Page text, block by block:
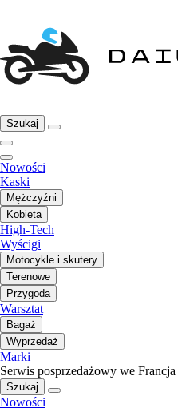
Szukaj
Nowości
Kaski
Mężczyźni
Kobieta
High-Tech
Wyścigi
Motocykle i skutery
Terenowe
Przygoda
Warsztat
Bagaż
Wyprzedaż
Marki
Serwis posprzedażowy we Francja
Szukaj
Nowości